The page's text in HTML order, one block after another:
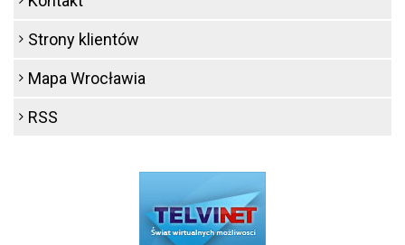
Strony klientów
Mapa Wrocławia
RSS